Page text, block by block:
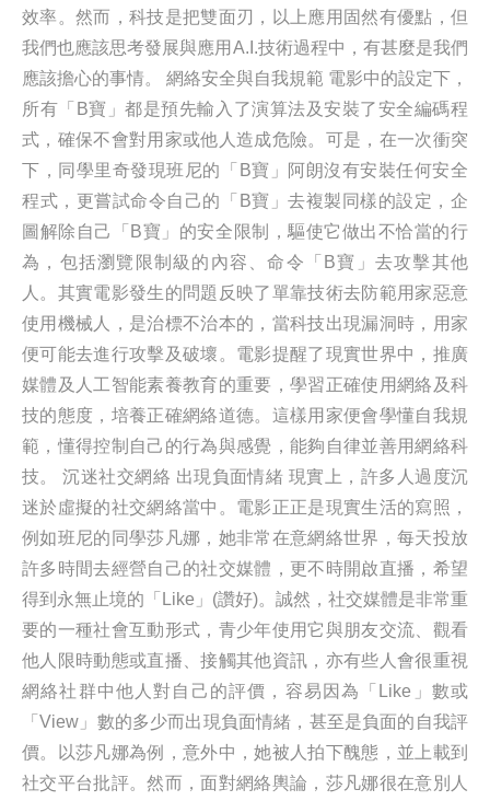
效率。然而，科技是把雙面刃，以上應用固然有優點，但
我們也應該思考發展與應用A.I.技術過程中，有甚麼是我們
應該擔心的事情。 網絡安全與自我規範 電影中的設定下，
所有「B寶」都是預先輸入了演算法及安裝了安全編碼程
式，確保不會對用家或他人造成危險。可是，在一次衝突
下，同學里奇發現班尼的「B寶」阿朗沒有安裝任何安全
程式，更嘗試命令自己的「B寶」去複製同樣的設定，企
圖解除自己「B寶」的安全限制，驅使它做出不恰當的行
為，包括瀏覽限制級的內容、命令「B寶」去攻擊其他
人。其實電影發生的問題反映了單靠技術去防範用家惡意
使用機械人，是治標不治本的，當科技出現漏洞時，用家
便可能去進行攻擊及破壞。電影提醒了現實世界中，推廣
媒體及人工智能素養教育的重要，學習正確使用網絡及科
技的態度，培養正確網絡道德。這樣用家便會學懂自我規
範，懂得控制自己的行為與感覺，能夠自律並善用網絡科
技。 沉迷社交網絡 出現負面情緒 現實上，許多人過度沉
迷於虛擬的社交網絡當中。電影正正是現實生活的寫照，
例如班尼的同學莎凡娜，她非常在意網絡世界，每天投放
許多時間去經營自己的社交媒體，更不時開啟直播，希望
得到永無止境的「Like」(讚好)。誠然，社交媒體是非常重
要的一種社會互動形式，青少年使用它與朋友交流、觀看
他人限時動態或直播、接觸其他資訊，亦有些人會很重視
網絡社群中他人對自己的評價，容易因為「Like」數或
「View」數的多少而出現負面情緒，甚至是負面的自我評
價。以莎凡娜為例，意外中，她被人拍下醜態，並上載到
社交平台批評。然而，面對網絡輿論，莎凡娜很在意別人